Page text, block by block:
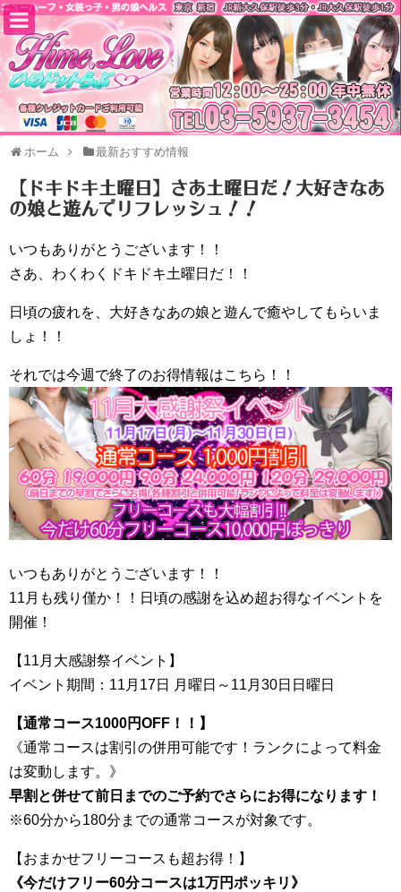
ホーム 最新おすすめ情報
【ドキドキ土曜日】さあ土曜日だ！大好きなあ
の娘と遊んでリフレッシュ！！
いつもありがとうございます！！
さあ、わくわくドキドキ土曜日だ！！
日頃の疲れを、大好きなあの娘と遊んで癒やしてもらいま
しょ！！
それでは今週で終了のお得情報はこちら！！
いつもありがとうございます！！
11月も残り僅か！！日頃の感謝を込め超お得なイベントを
開催！
【11月大感謝祭イベント】
イベント期間：11月17日 月曜日～11月30日日曜日
【通常コース1000円OFF！！】
《通常コースは割引の併用可能です！ランクによって料金
は変動します。》
早割と併せて前日までのご予約でさらにお得になります！
※60分から180分までの通常コースが対象です。
【おまかせフリーコースも超お得！】
《今だけフリー60分コースは1万円ポッキリ》